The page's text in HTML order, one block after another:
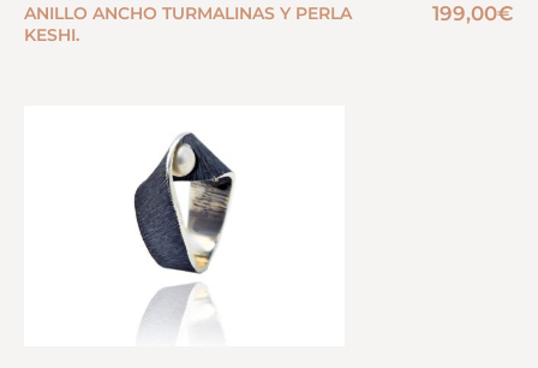
ANILLO ANCHO TURMALINAS Y PERLA
KESHI.
199,00€